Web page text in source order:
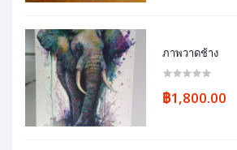
ภาพวาดช้าง
฿1,800.00